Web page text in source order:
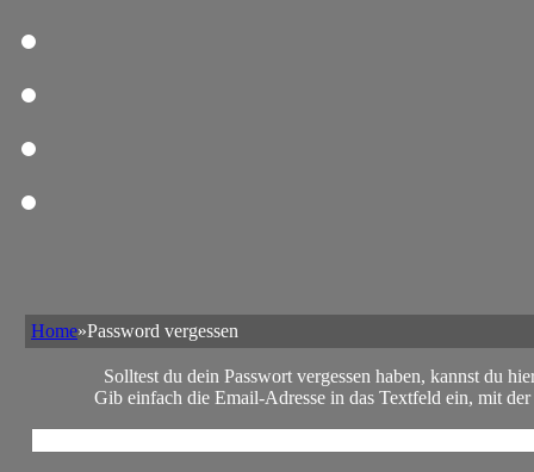
Home»Password vergessen
Solltest du dein Passwort vergessen haben, kannst du
Gib einfach die Email-Adresse in das Textfeld ein, mit